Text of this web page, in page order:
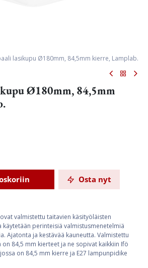
lasikupu Ø180mm, 84,5mm kierre, Lamplab.
Ø180mm, 84,5mm
Osta nyt
valmistettu taitavien käsityöläisten
käytetään perinteisiä valmistusmenetelmiä
Ajatonta ja kestävää kauneutta. Valmistettu
on 84,5 mm kierteet ja ne sopivat kaikkiin Ifö
on 84,5 mm kierre ja E27 lampunpidike